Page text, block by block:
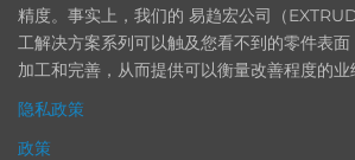
精度。事实上，我们的 易趋宏公司（
工解决方案系列可以触及您看不到的零件表
加工和完善，从而提供可以衡量改善程度的业
隐私政策
政策